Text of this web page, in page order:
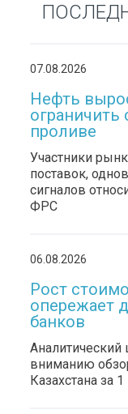
07.08.2026
Нефть
ограничить
проливе
Участники
поставок,
сигналов
ФРС
06.08.2026
Рост
опережает
банков
вниманию
Казахстана за